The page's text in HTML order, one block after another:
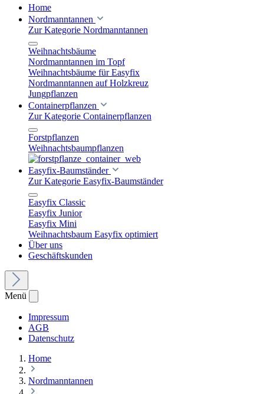
Home
Nordmanntannen
Zur Kategorie Nordmanntannen
Weihnachtsbäume
Nordmanntannen im Topf
Weihnachtsbäume für Easyfix
Nordmanntannen auf Holzkreuz
Jungpflanzen
Containerpflanzen
Zur Kategorie Containerpflanzen
Forstpflanzen
Weihnachtsbaumpflanzen
Easyfix-Baumständer
Zur Kategorie Easyfix-Baumständer
Easyfix Classic
Easyfix Junior
Easyfix Mini
Weihnachtsbaum Easyfix optimiert
Über uns
Geschäftskunden
Menü
Impressum
AGB
Datenschutz
Home
Nordmanntannen